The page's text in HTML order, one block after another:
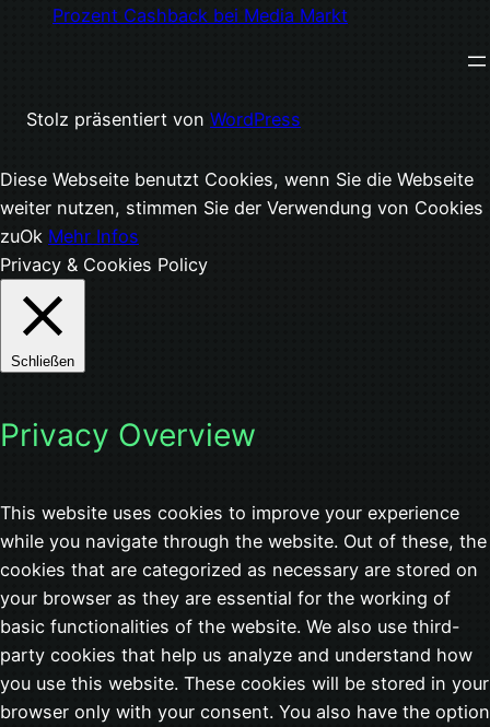
Prozent Cashback bei Media Markt
Stolz präsentiert von WordPress
Diese Webseite benutzt Cookies, wenn Sie die Webseite
weiter nutzen, stimmen Sie der Verwendung von Cookies
zuOk Mehr Infos
Privacy & Cookies Policy
Schließen
Privacy Overview
This website uses cookies to improve your experience
while you navigate through the website. Out of these, the
cookies that are categorized as necessary are stored on
your browser as they are essential for the working of
basic functionalities of the website. We also use third-
party cookies that help us analyze and understand how
you use this website. These cookies will be stored in your
browser only with your consent. You also have the option